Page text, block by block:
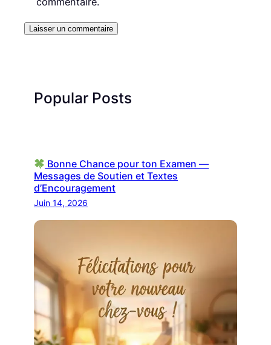
Popular Posts
Bonne Chance pour ton Examen —
Messages de Soutien et Textes
d’Encouragement
Juin 14, 2026